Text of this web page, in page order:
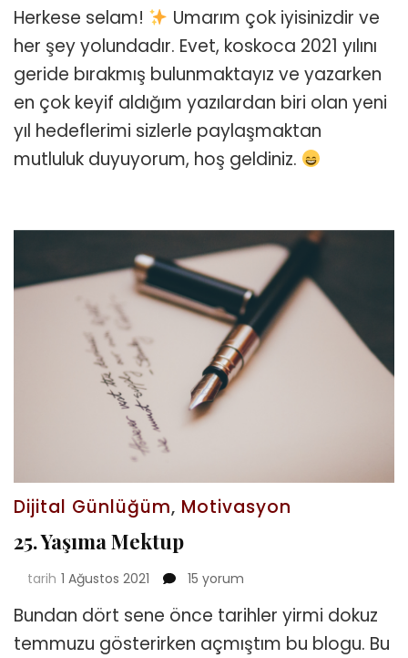
için
Herkese selam!
Umarım çok iyisinizdir ve
her şey yolundadır. Evet, koskoca 2021 yılını
geride bırakmış bulunmaktayız ve yazarken
en çok keyif aldığım yazılardan biri olan yeni
yıl hedeflerimi sizlerle paylaşmaktan
mutluluk duyuyorum, hoş geldiniz.
Dijital Günlüğüm, Motivasyon
25. Yaşıma Mektup
tarih 1 Ağustos 2021
25.
Mektup
için
15 yorum
Bundan dört sene önce tarihler yirmi dokuz
temmuzu gösterirken açmıştım bu blogu. Bu